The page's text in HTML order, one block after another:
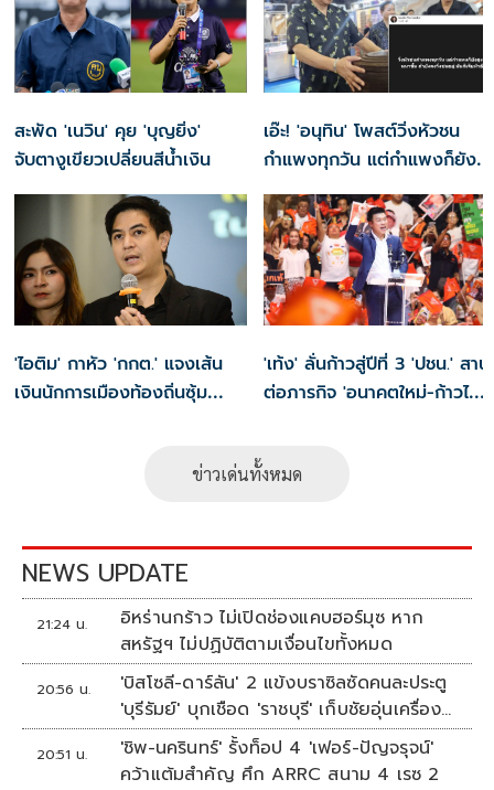
สะพัด 'เนวิน' คุย 'บุญยิ่ง'
จับตางูเขียวเปลี่ยนสีน้ำเงิน
เอ๊ะ! 'อนุทิน' โพสต์วิ่งหัวชน
กำแพงทุกวัน แต่กำแพงก็ยัง
สูงขึ้น ถ้ายังคงวิ่งชนอยู่มันก็
เจ็บหัวอีก
'ไอติม' กาหัว 'กกต.' แจงเส้น
เงินนักการเมืองท้องถิ่นซุ้ม
'เท้ง' ลั่นก้าวสู่ปีที่ 3 'ปชน.' สาน
ต่อภารกิจ 'อนาคตใหม่-ก้าวไกล'
ข่าวเด่นทั้งหมด
NEWS UPDATE
21:24 น.
อิหร่านกร้าว ไม่เปิดช่องแคบฮอร์มุซ หาก
สหรัฐฯ ไม่ปฏิบัติตามเงื่อนไขทั้งหมด
20:56 น.
'บิสโซลี-ดาร์ลัน' 2 แข้งบราซิลซัดคนละประตู
'บุรีรัมย์' บุกเชือด 'ราชบุรี' เก็บชัยอุ่นเครื่อง
4 นัดรวด
20:51 น.
'ชิพ-นครินทร์' รั้งท็อป 4 'เฟอร์-ปัญจรุจน์'
คว้าแต้มสำคัญ ศึก ARRC สนาม 4 เรซ 2